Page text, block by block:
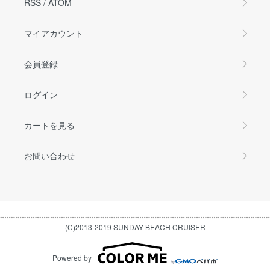
マイアカウント
会員登録
ログイン
カートを見る
お問い合わせ
(C)2013-2019 SUNDAY BEACH CRUISER
Powered by